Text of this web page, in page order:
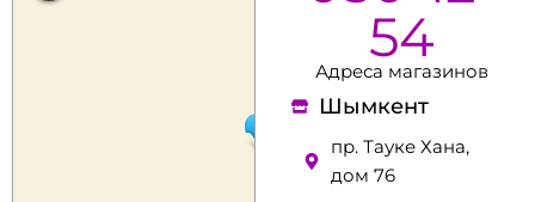
54
Адреса магазинов
Шымкент
пр. Тауке Хана,
дом 76